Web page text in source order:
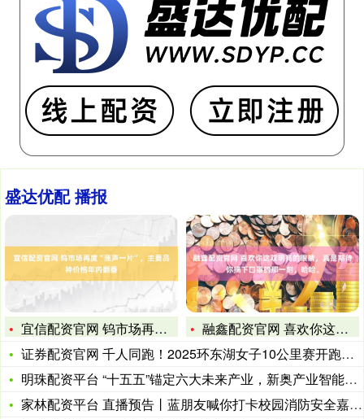
盛达优配 播报
宜信配资官网 钨市场再度“涨声一片”，主要品种价格年内翻番
融鑫配资官网 喜欢你这双明亮的眼睛，真是期待你摘下口罩的那一
证券配资官网 千人同跑！2025环东湖女子10公里赛开跑，玫
明珠配资平台 “十五五”锚定六大未来产业，新奥产业智能助力新
家林配资平台 直播预告丨蓝朋友喊你打卡校园消防安全嘉年华！边